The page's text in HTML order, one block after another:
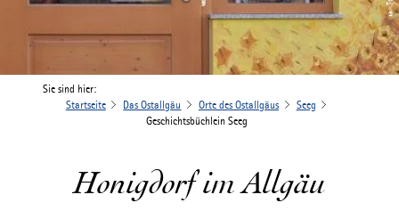
Sie sind hier:
Startseite
Das Ostallgäu Orte des Ostallgäus
Seeg
Geschichtsbüchlein Seeg
Honigdorf im Allgäu